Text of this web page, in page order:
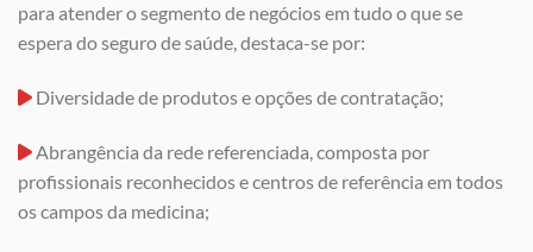
para atender o segmento de negócios em tudo o que se
espera do seguro de saúde, destaca-se por:
Diversidade de produtos e opções de contratação;
Abrangência da rede referenciada, composta por
profissionais reconhecidos e centros de referência em todos
os campos da medicina;